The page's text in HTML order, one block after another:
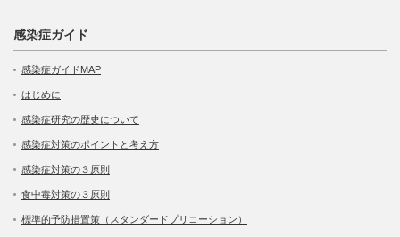
感染症ガイド
感染症ガイドMAP
はじめに
感染症研究の歴史について
感染症対策のポイントと考え方
感染症対策の３原則
食中毒対策の３原則
標準的予防措置策（スタンダードプリコーション）